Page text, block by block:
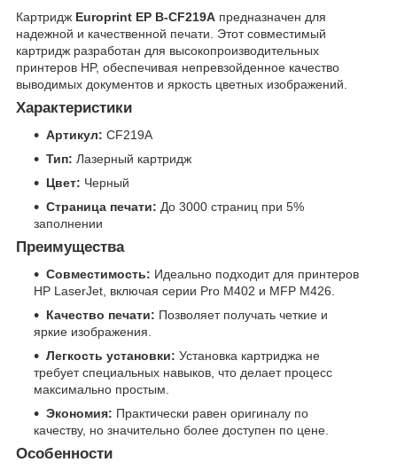
Картридж Europrint EP B-CF219A предназначен для
надежной и качественной печати. Этот совместимый
картридж разработан для высокопроизводительных
принтеров HP, обеспечивая непревзойденное качество
выводимых документов и яркость цветных изображений.
Характеристики
Артикул: CF219A
Тип: Лазерный картридж
Цвет: Черный
Страница печати: До 3000 страниц при 5%
заполнении
Преимущества
Совместимость: Идеально подходит для принтеров
HP LaserJet, включая серии Pro M402 и MFP M426.
Качество печати: Позволяет получать четкие и
яркие изображения.
Легкость установки: Установка картриджа не
требует специальных навыков, что делает процесс
максимально простым.
Экономия: Практически равен оригиналу по
качеству, но значительно более доступен по цене.
Особенности